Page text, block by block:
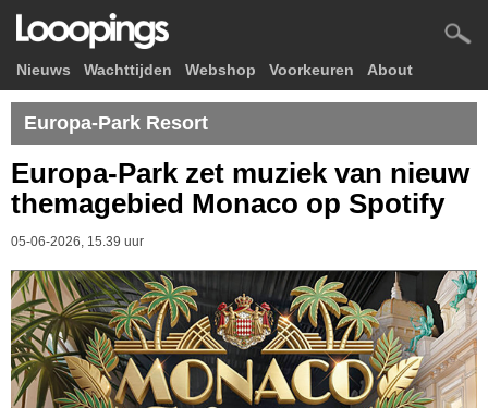
Nieuws Wachttijden Webshop Voorkeuren About
Europa-Park Resort
Europa-Park zet muziek van nieuw
themagebied Monaco op Spotify
05-06-2026, 15.39 uur